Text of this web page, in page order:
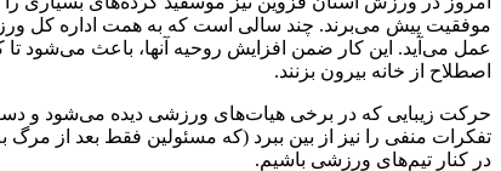
موفقیت پیش می‌برند. چند سالی است که به همت اداره کل
عمل می‌آید. این کار ضمن افزایش روحیه آنها، باعث می‌شود
اصطلاح از خانه بیرون بزنند.
حرکت زیبایی که در برخی هیات‌های ورزشی دیده می‌شود و
تفکرات منفی را نیز از بین ببرد (که مسئولین فقط بعد از
در کنار تیم‌های ورزشی باشیم.